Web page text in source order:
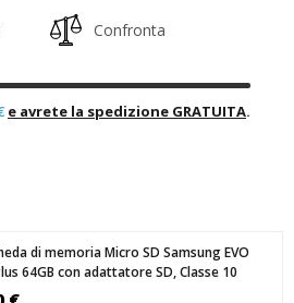
Confronta
e avrete la spedizione GRATUITA.
di memoria Micro SD Samsung EVO
64GB con adattatore SD, Classe 10